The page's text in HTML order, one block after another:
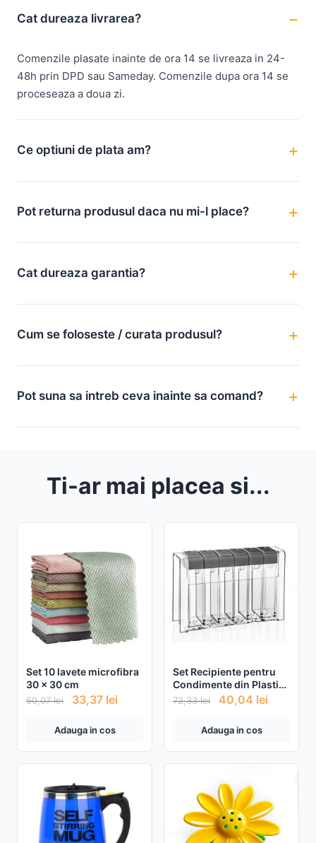
Cat dureaza livrarea?
Comenzile plasate inainte de ora 14 se livreaza in 24-
48h prin DPD sau Sameday. Comenzile dupa ora 14 se
proceseaza a doua zi.
Ce optiuni de plata am?
Pot returna produsul daca nu mi-l place?
Cat dureaza garantia?
Cum se foloseste / curata produsul?
Pot suna sa intreb ceva inainte sa comand?
Ti-ar mai placea si...
Set 10 lavete microfibra
30 x 30 cm
50,07lei 33,37 lei
Adauga in cos
Set Recipiente pentru
Condimente din Plastic
Transparente Capac Gri
72,33lei 40,04 lei
Adauga in cos